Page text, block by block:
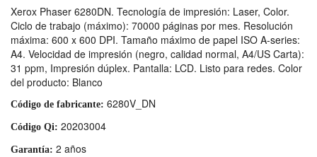
Xerox Phaser 6280DN. Tecnología de impresión: Laser, Color.
Ciclo de trabajo (máximo): 70000 páginas por mes. Resolución
máxima: 600 x 600 DPI. Tamaño máximo de papel ISO A-series:
A4. Velocidad de impresión (negro, calidad normal, A4/US Carta):
31 ppm, Impresión dúplex. Pantalla: LCD. Listo para redes. Color
del producto: Blanco
Código de fabricante: 6280V_DN
Código Qi: 20203004
Garantía: 2 años